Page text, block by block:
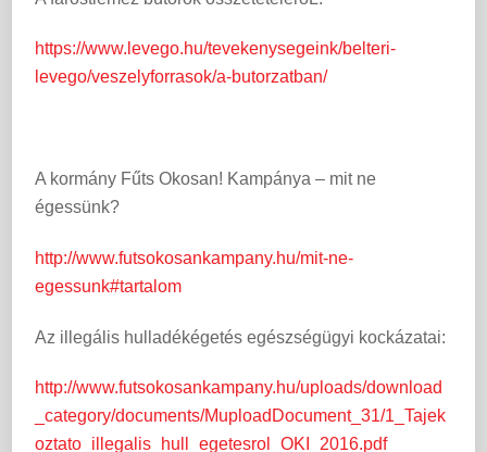
https://www.levego.hu/tevekenysegeink/belteri-
levego/veszelyforrasok/a-butorzatban/
A kormány Fűts Okosan! Kampánya – mit ne
égessünk?
http://www.futsokosankampany.hu/mit-ne-
egessunk#tartalom
Az illegális hulladékégetés egészségügyi kockázatai:
http://www.futsokosankampany.hu/uploads/download
_category/documents/MuploadDocument_31/1_Tajek
oztato_illegalis_hull_egetesrol_OKI_2016.pdf